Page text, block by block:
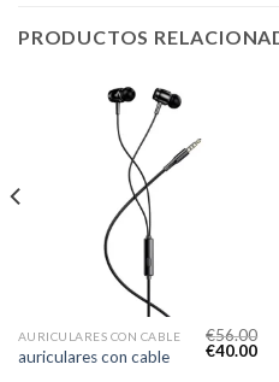
PRODUCTOS
AURICULARES CON CABLE
auriculares con cable
€56.00
€40.00